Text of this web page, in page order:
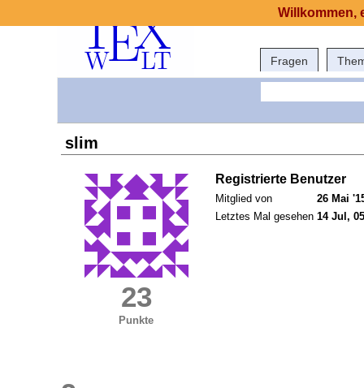
Fragen
slim
23
Punkte
Registrierte Benutzer
Mitglied von
26 Mai
Letztes Mal gesehen 14 Jul,
Willkommen,